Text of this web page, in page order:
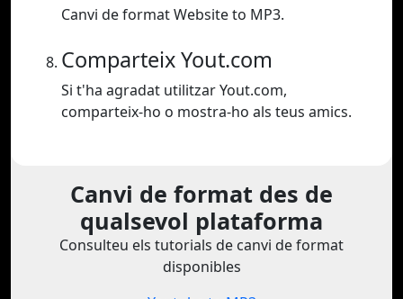
Canvi de format Website to MP3.
Comparteix Yout.com
Si t'ha agradat utilitzar Yout.com,
comparteix-ho o mostra-ho als teus amics.
Canvi de format des de
qualsevol plataforma
Consulteu els tutorials de canvi de format
disponibles